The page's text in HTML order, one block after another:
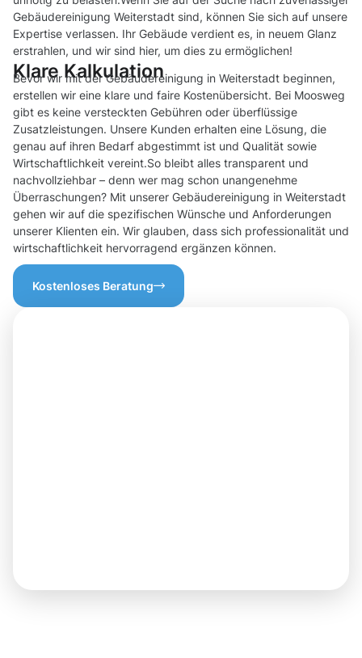
Gebäudereinigung Weiterstadt sind, können Sie sich auf unsere
Expertise verlassen. Ihr Gebäude verdient es, in neuem Glanz
erstrahlen, und wir sind hier, um dies zu ermöglichen!
Klare Kalkulation
Bevor wir mit der Gebäudereinigung in Weiterstadt beginnen,
erstellen wir eine klare und faire Kostenübersicht. Bei Moosweg
gibt es keine versteckten Gebühren oder überflüssige
Zusatzleistungen. Unsere Kunden erhalten eine Lösung, die
genau auf ihren Bedarf abgestimmt ist und Qualität sowie
Wirtschaftlichkeit vereint.So bleibt alles transparent und
nachvollziehbar – denn wer mag schon unangenehme
Überraschungen? Mit unserer Gebäudereinigung in Weiterstadt
gehen wir auf die spezifischen Wünsche und Anforderungen
unserer Klienten ein. Wir glauben, dass sich professionalität und
wirtschaftlichkeit hervorragend ergänzen können.
Kostenloses Beratung